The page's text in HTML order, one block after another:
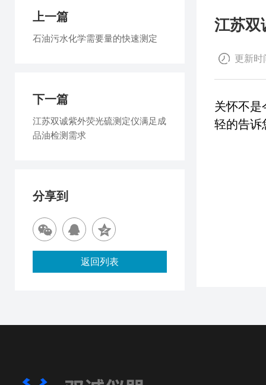
江苏双
更新时
关怀不是
轻的告诉
上一篇
石油污水化学需要量的快速测定
下一篇
江苏双诚紫外荧光硫测定仪满足成
品油检测需求
分享到
返回列表